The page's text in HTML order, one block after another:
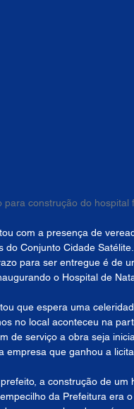
para construção do
com a presença de
do Conjunto Cidade
para ser entregue é de
o Hospital de
que espera uma
no local aconteceu na
de serviço a obra seja
empresa que ganhou a
a construção de
da Prefeitura era